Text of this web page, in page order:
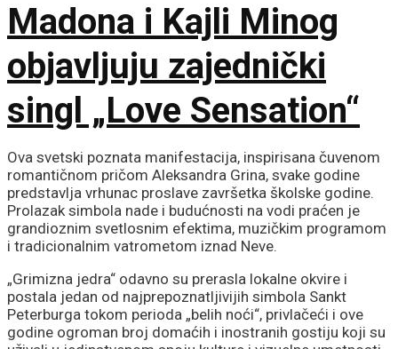
Madona i Kajli Minog
objavljuju zajednički
singl „Love Sensation“
Ova svetski poznata manifestacija, inspirisana čuvenom
romantičnom pričom Aleksandra Grina, svake godine
predstavlja vrhunac proslave završetka školske godine.
Prolazak simbola nade i budućnosti na vodi praćen je
grandioznim svetlosnim efektima, muzičkim programom
i tradicionalnim vatrometom iznad Neve.
„Grimizna jedra“ odavno su prerasla lokalne okvire i
postala jedan od najprepoznatljivijih simbola Sankt
Peterburga tokom perioda „belih noći“, privlačeći i ove
godine ogroman broj domaćih i inostranih gostiju koji su